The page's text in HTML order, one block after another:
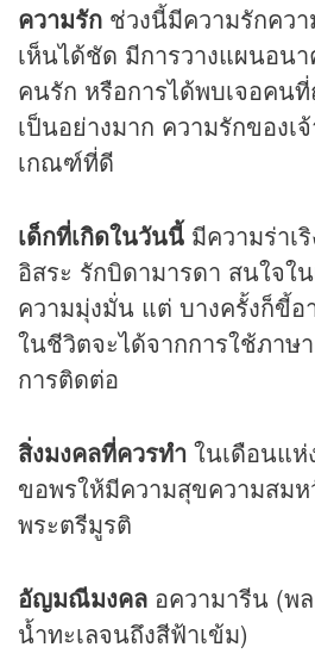
ความรัก ช่วงนี้มีความรักคว
เห็นได้ชัด มีการวางแผนอน
คนรัก หรือการได้พบเจอคน
เป็นอย่างมาก ความรักของ
เกณฑ์ที่ดี
เด็กที่เกิดในวันนี้ มีความร่าเ
อิสระ รักบิดามารดา สนใจใ
ความมุ่งมั่น แต่ บางครั้งก็ขี้อ
ในชีวิตจะได้จากการใช้ภาษ
การติดต่อ
สิ่งมงคลที่ควรทำ ในเดือนแห่
ขอพรให้มีความสุขความสมห
พระตรีมูรติ
อัญมณีมงคล อความารีน (พ
น้ำทะเลจนถึงสีฟ้าเข้ม)